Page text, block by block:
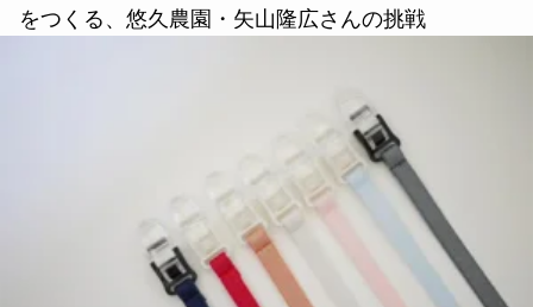
をつくる、悠久農園・矢山隆広さんの挑戦